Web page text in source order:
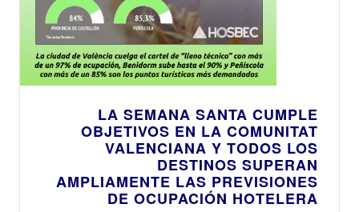
LA SEMANA SANTA CUMPLE
OBJETIVOS EN LA COMUNITAT
VALENCIANA Y TODOS LOS
DESTINOS SUPERAN
AMPLIAMENTE LAS PREVISIONES
DE OCUPACIÓN HOTELERA